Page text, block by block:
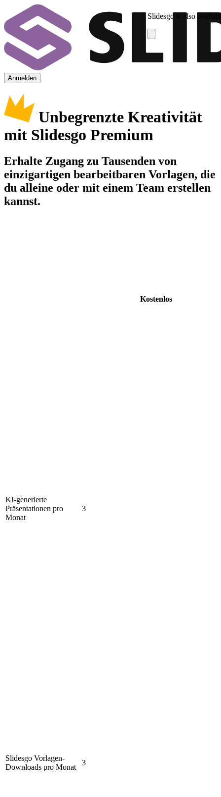
Slidesgo is also
Anmelden
Unbegrenzte Kreativität
mit Slidesgo Premium
Erhalte Zugang zu Tausenden von
einzigartigen bearbeitbaren Vorlagen, die
du alleine oder mit einem Team erstellen
kannst.
Kostenlos
KI-generierte
Präsentationen pro
Monat
3
Slidesgo Vorlagen-
Downloads pro Monat
3